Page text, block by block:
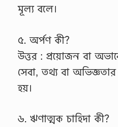
মূল্য বলে।
৫. অর্পণ কী?
উত্তর : প্রয়োজন বা
সেবা, তথ্য বা
হয়।
৬. ঋণাত্মক চাহিদা কী?